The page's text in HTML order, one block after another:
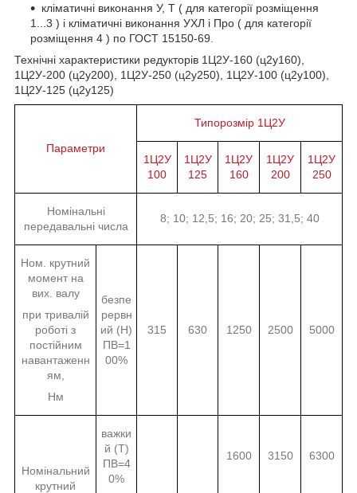
кліматичні виконання У, Т ( для категорії розміщення
1...3 ) і кліматичні виконання УХЛ і Про ( для категорії
розміщення 4 ) по ГОСТ 15150-69.
Технічні характеристики редукторів 1Ц2У-160 (ц2у160),
1Ц2У-200 (ц2у200), 1Ц2У-250 (ц2у250), 1Ц2У-100 (ц2у100),
1Ц2У-125 (ц2у125)
Параметри
Типорозмір 1Ц2У
1Ц2У
100
1Ц2У
125
1Ц2У
160
1Ц2У
200
1Ц2У
250
Номінальні
передавальні числа
8; 10; 12,5; 16; 20; 25; 31,5; 40
Ном. крутний
момент на
вих. валу
при тривалій
роботі з
постійним
навантаженн
ям,
Нм
безпе
рервн
ий (Н)
ПВ=1
00%
315 630 1250 2500 5000
Номінальний
крутний
важки
й (Т)
ПВ=4
0%
1600 3150 6300